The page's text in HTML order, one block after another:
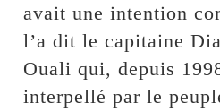
avait une intention
l’a dit le capitaine
Ouali qui, depuis
interpellé par le